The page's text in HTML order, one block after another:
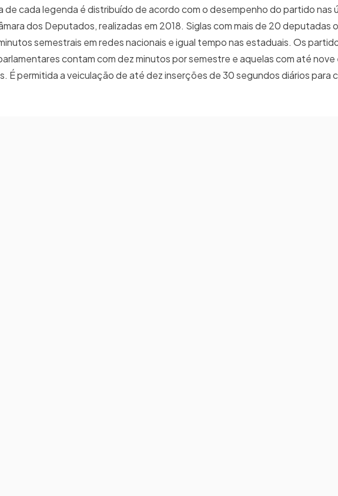
cada legenda é distribuído de acordo com o desempenho do partido nas
dos Deputados, realizadas em 2018. Siglas com mais de 20 deputadas
semestrais em redes nacionais e igual tempo nas estaduais. Os
contam com dez minutos por semestre e aquelas com até
É permitida a veiculação de até dez inserções de 30 segundos diários para